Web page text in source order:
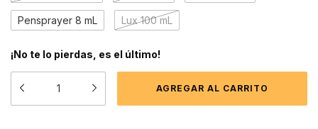
Pensprayer 8 mL Lux 100 mL
¡No te lo pierdas, es el último!